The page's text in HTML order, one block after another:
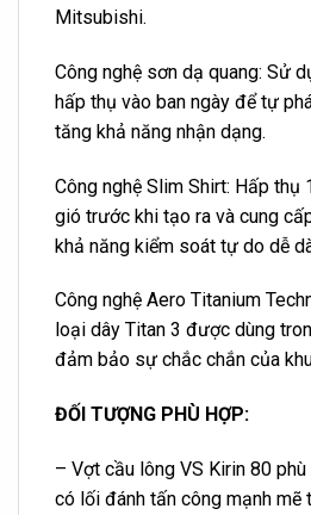
Mitsubishi.
Công nghệ sơn dạ quang: Sử
hấp thụ vào ban ngày để tự
tăng khả năng nhận dạng.
Công nghệ Slim Shirt: Hấp
gió trước khi tạo ra và cung
khả năng kiểm soát tự do dễ
Công nghệ Aero Titanium
loại dây Titan 3 được dùng
đảm bảo sự chắc chắn của
ĐỐI TƯỢNG PHÙ HỢP:
– Vợt cầu lông VS Kirin 80
có lối đánh tấn công mạnh mẽ